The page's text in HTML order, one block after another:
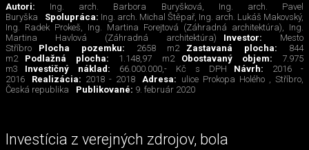
Autori: Ing. arch. Barbora Buryšková, Ing. arch. Pavel
Buryška
Spolupráca: Ing. arch. Michal Štěpař, Ing. arch. Lukáš Makovský,
Ing. Radek Prokeš, Ing. Martina Forejtová (Záhradná architektúra), Ing.
Martina Havlová (Záhradná architektúra)
Investor: Mesto
Stříbro
Plocha pozemku: 2658 m2 Zastavaná plocha: 844
m2
Podlažná plocha: 1.148,97 m2 Obostavaný objem: 7.975
m3
Investičný náklad: 66.000.000,- Kč s DPH Návrh: 2016 -
2016
Realizácia: 2018 - 2018 Adresa: ulice Prokopa Holého , Stříbro,
Česká republika
Publikované: 9. február 2020
Investícia z verejných zdrojov, bola